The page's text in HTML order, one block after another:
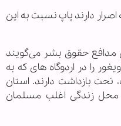
دارند پاپ نسبت به این
مدافع حقوق بشر می‌گویند
را در اردوگاه های که به
تحت بازداشت دارند. استان
زندگی اغلب مسلمان